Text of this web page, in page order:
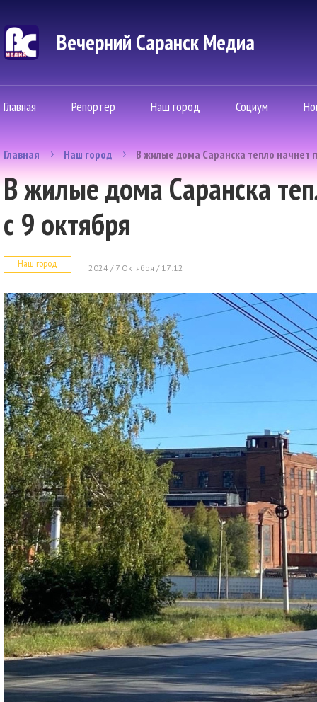
Вечерний Саранск Mедиа
Главная Репортер Наш город Социум
Главная Наш город В жилые дома Саранска тепло начнет
В жилые дома Саранска
с 9 октября
Наш город 2024 / 7 Октября / 17:12